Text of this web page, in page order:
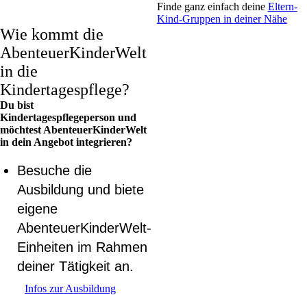
Finde ganz einfach deine Eltern-
Kind-Gruppen in deiner Nähe
Wie kommt die
Abenteuer­KinderWelt
in die
Kindertagespflege?
Du bist
Kindertagespflegeperson und
möchtest AbenteuerKinderWelt
in dein Angebot integrieren?
Besuche die
Ausbildung und biete
eigene
AbenteuerKinderWelt-
Einheiten im Rahmen
deiner Tätigkeit an.
Infos zur Ausbildung